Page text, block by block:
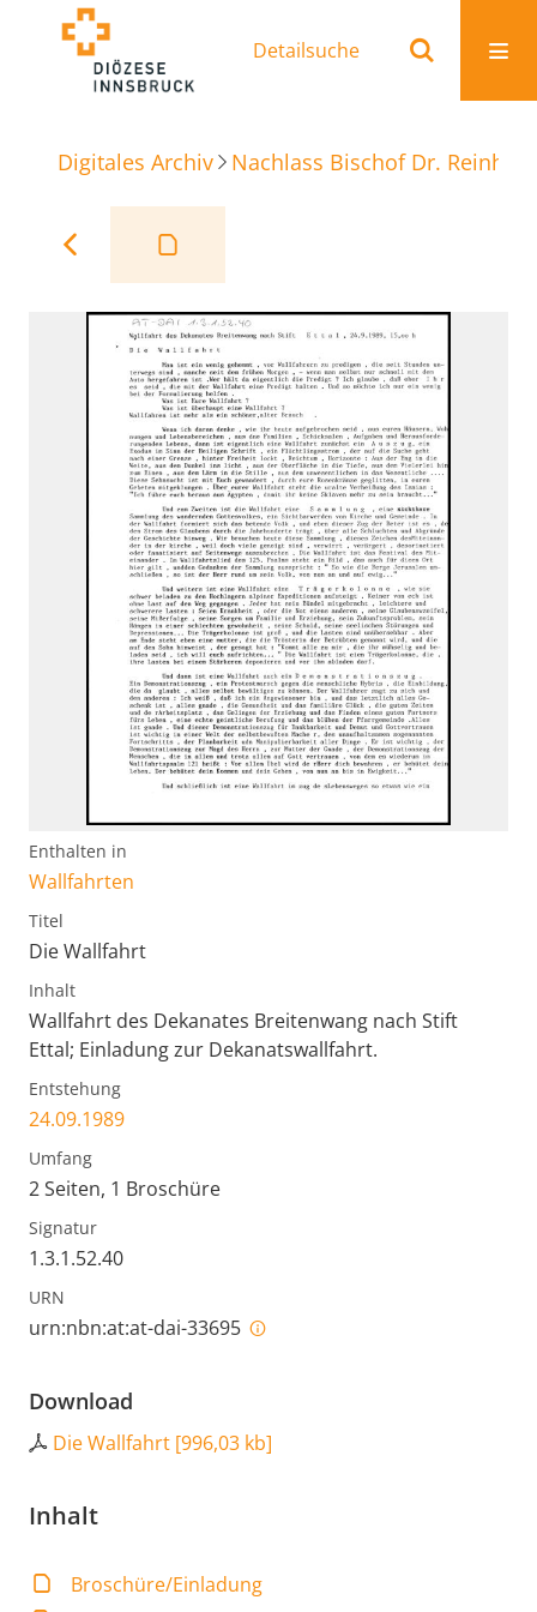
Detailsuche
Digitales Archiv Nachlass Bischof Dr.
Enthalten in
Wallfahrten
Titel
Die Wallfahrt
Inhalt
Wallfahrt des Dekanates Breitenwang nach Stift
Ettal; Einladung zur Dekanatswallfahrt.
Entstehung
24.09.1989
Umfang
2 Seiten, 1 Broschüre
Signatur
1.3.1.52.40
URN
urn:nbn:at:at-dai-33695
Download
Die Wallfahrt [996,03 kb]
Inhalt
Broschüre/Einladung